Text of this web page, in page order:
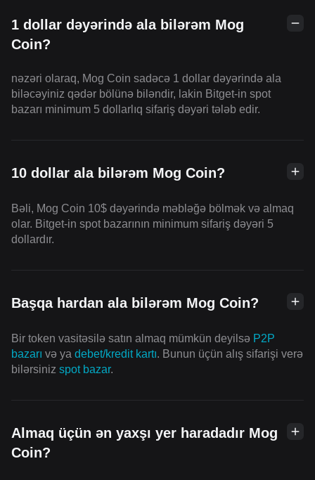
1 dollar dəyərində ala bilərəm Mog
Coin?
nəzəri olaraq, Mog Coin sadəcə 1 dollar dəyərində ala
biləcəyiniz qədər bölünə biləndir, lakin Bitget-in spot
bazarı minimum 5 dollarlıq sifariş dəyəri tələb edir.
10 dollar ala bilərəm Mog Coin?
Bəli, Mog Coin 10$ dəyərində məbləğə bölmək və almaq
olar. Bitget-in spot bazarının minimum sifariş dəyəri 5
dollardır.
Başqa hardan ala bilərəm Mog Coin?
Bir token vasitəsilə satın almaq mümkün deyilsə P2P
bazarı və ya debet/kredit kartı. Bunun üçün alış sifarişi verə
bilərsiniz spot bazar.
Almaq üçün ən yaxşı yer haradadır Mog
Coin?